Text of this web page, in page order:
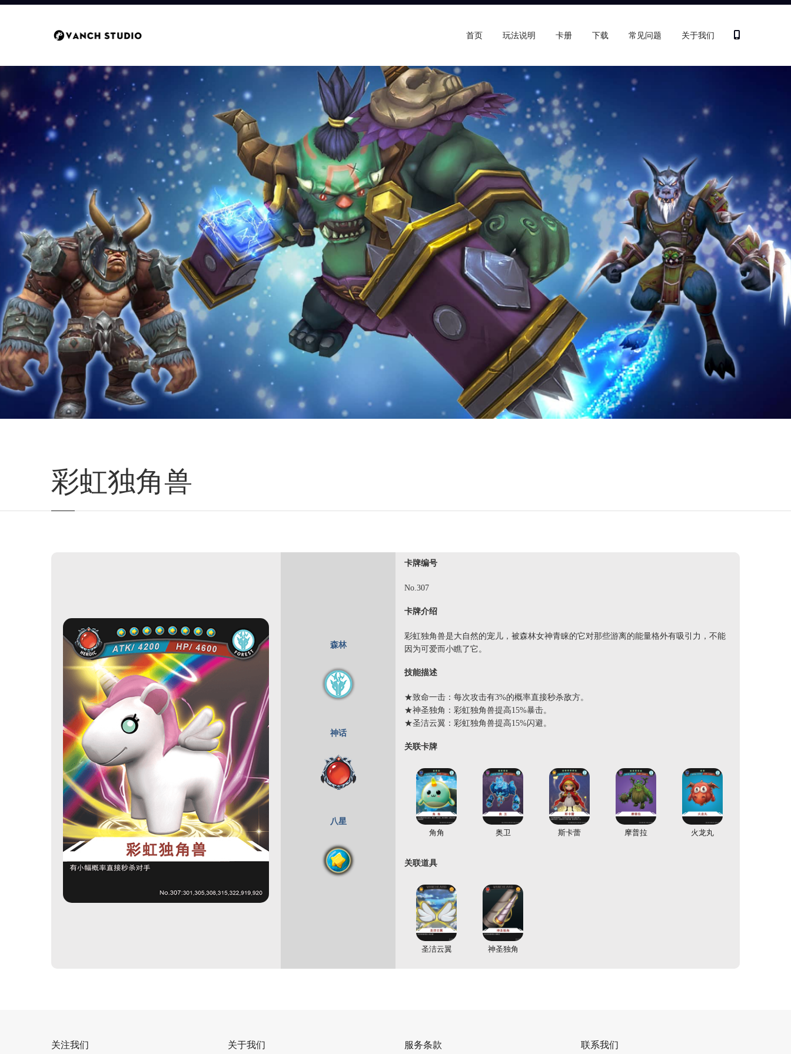
首页 玩法说明 卡册 下载 常见问题 关于我们
彩虹独角兽
森林
神话
八星
卡牌编号
No.307
卡牌介绍
彩虹独角兽是大自然的宠儿，被森林女神青睐的它对那些游离的能量格外有吸引力，不能
因为可爱而小瞧了它。
技能描述
★致命一击：每次攻击有3%的概率直接秒杀敌方。
★神圣独角：彩虹独角兽提高15%暴击。
★圣洁云翼：彩虹独角兽提高15%闪避。
关联卡牌
角角 奥卫 斯卡蕾 摩普拉 火龙丸
关联道具
圣洁云翼 神圣独角
关注我们 关于我们 服务条款 联系我们